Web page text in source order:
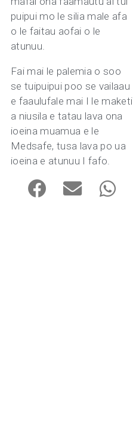
puipui mo le silia male afa
o le faitau aofai o le
atunuu.
Fai mai le palemia o soo
se tuipuipui poo se vailaau
e faaulufale mai I le maketi
a niusila e tatau lava ona
ioeina muamua e le
Medsafe, tusa lava po ua
ioeina e atunuu I fafo.